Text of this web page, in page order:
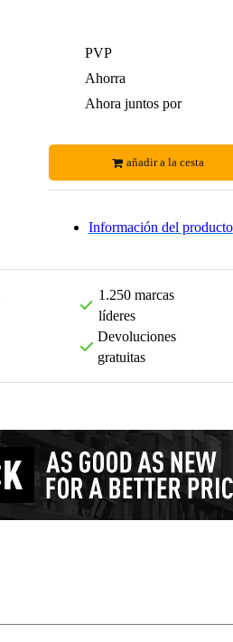
PVP
Ahorra
Ahora juntos por
añadir a la cesta
Información del producto
1.250 marcas
líderes
Devoluciones
gratuitas